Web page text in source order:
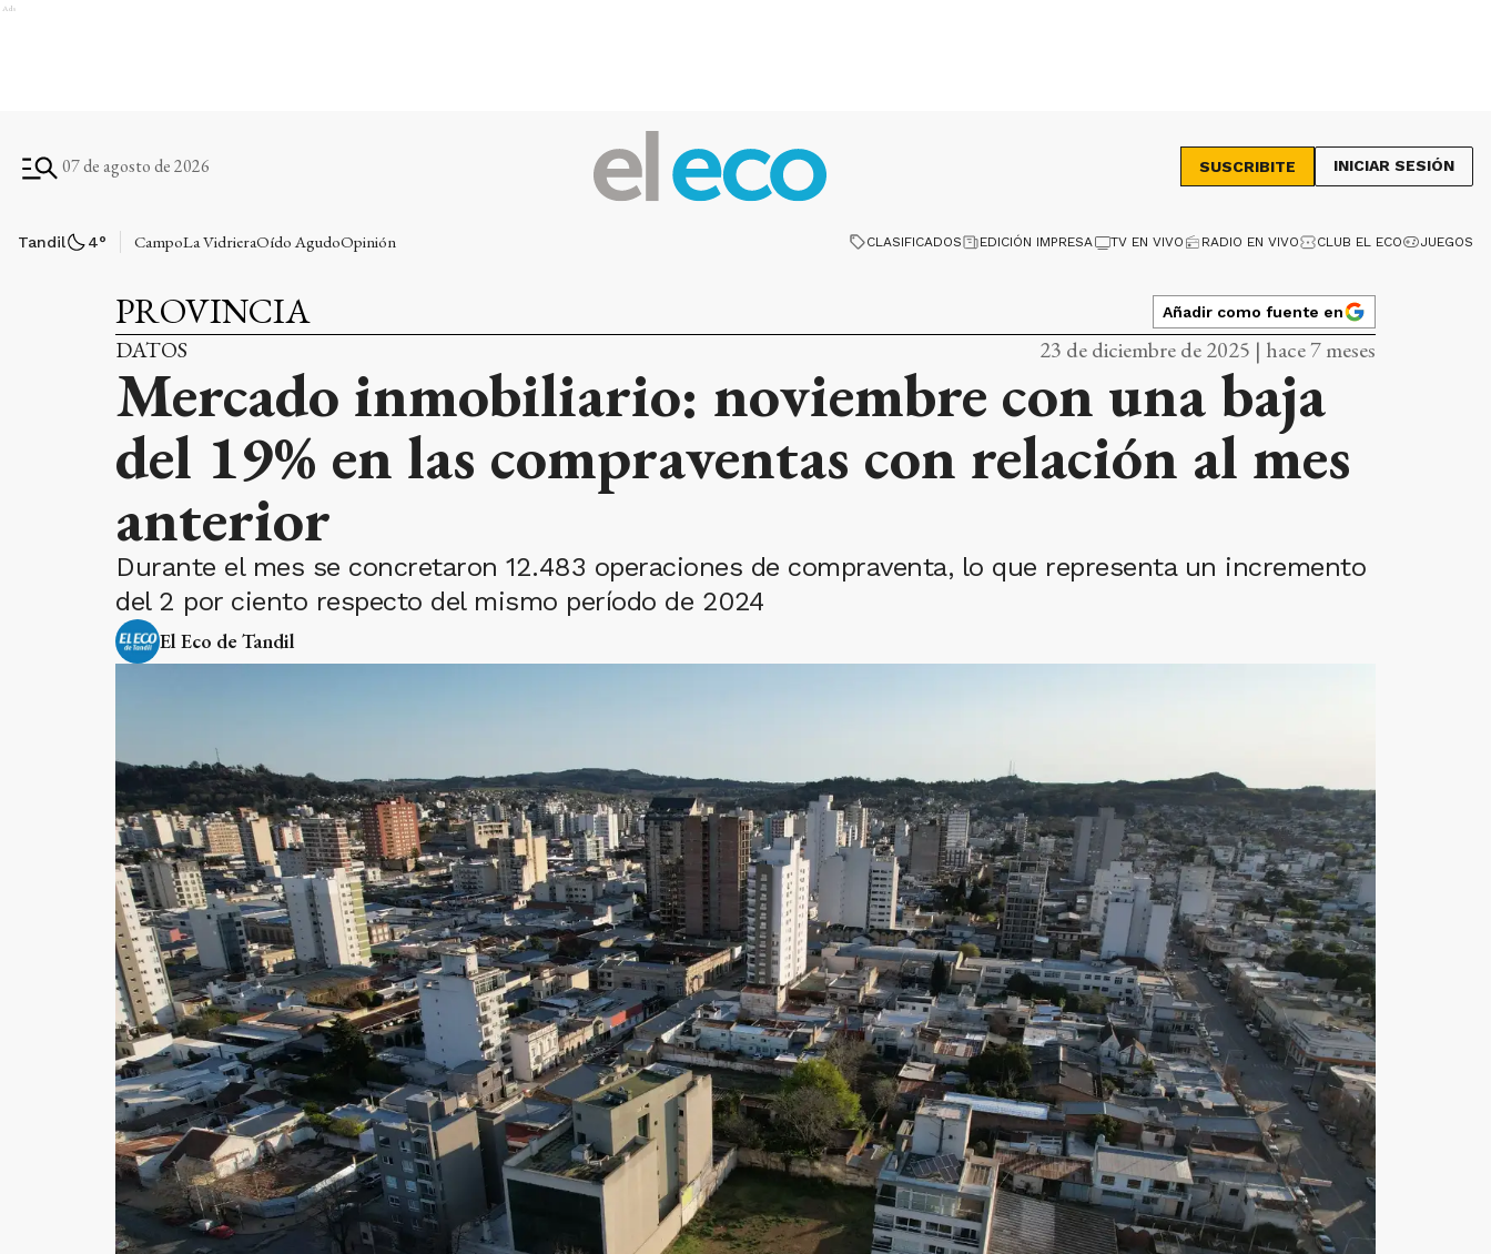
Ads
07 de agosto de 2026 SUSCRIBITE INICIAR SESIÓN
Tandil 4° CampoLa VidrieraOído AgudoOpinión CLASIFICADOS EDICIÓN IMPRESA TV EN VIVO RADIO EN VIVO CLUB EL ECO JUEGOS
PROVINCIA Añadir como fuente en
DATOS 23 de diciembre de 2025 | hace 7 meses
Mercado inmobiliario: noviembre con una baja
del 19% en las compraventas con relación al mes
anterior
Durante el mes se concretaron 12.483 operaciones de compraventa, lo que representa un incremento
del 2 por ciento respecto del mismo período de 2024
El Eco de Tandil